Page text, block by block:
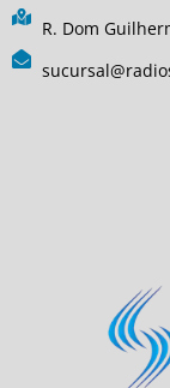
R. Dom